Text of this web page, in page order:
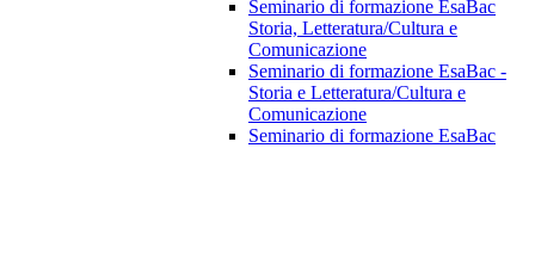
Seminario di formazione EsaBac
Storia, Letteratura/Cultura e
Comunicazione
Seminario di formazione EsaBac -
Storia e Letteratura/Cultura e
Comunicazione
Seminario di formazione EsaBac